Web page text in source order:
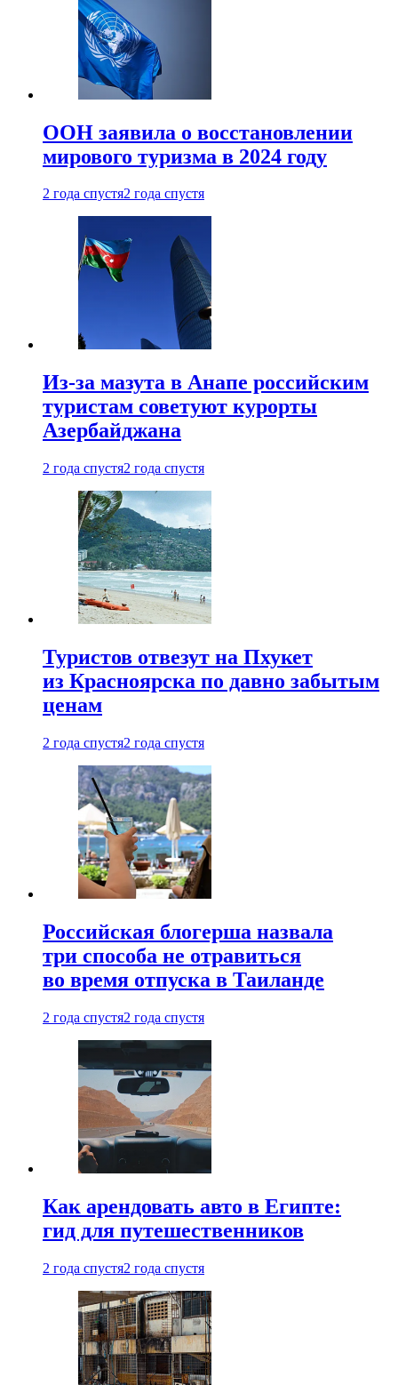
ООН заявила о восстановлении
мирового туризма в 2024 году
2 года спустя2 года спустя
Из-за мазута в Анапе российским
туристам советуют курорты
Азербайджана
2 года спустя2 года спустя
Туристов отвезут на Пхукет
из Красноярска по давно забытым
ценам
2 года спустя2 года спустя
Российская блогерша назвала
три способа не отравиться
во время отпуска в Таиланде
2 года спустя2 года спустя
Как арендовать авто в Египте:
гид для путешественников
2 года спустя2 года спустя